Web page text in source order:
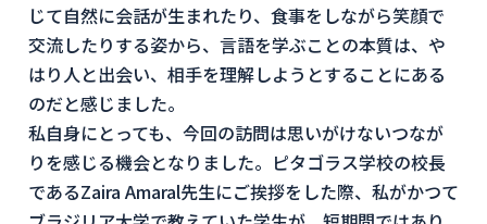
じて自然に会話が生まれたり、食事をしながら笑顔で
交流したりする姿から、言語を学ぶことの本質は、や
はり人と出会い、相手を理解しようとすることにある
のだと感じました。
私自身にとっても、今回の訪問は思いがけないつなが
りを感じる機会となりました。ピタゴラス学校の校長
であるZaira Amaral先生にご挨拶をした際、私がかつて